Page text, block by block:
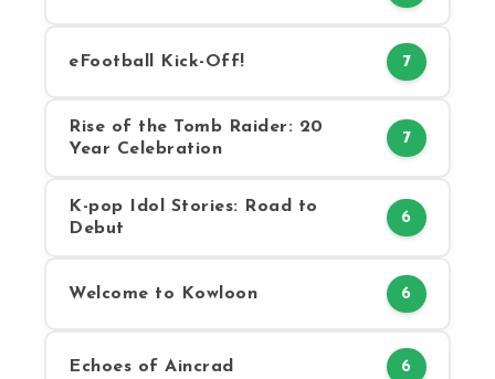
eFootball Kick-Off! 7
Rise of the Tomb Raider: 20
Year Celebration
7
K-pop Idol Stories: Road to
Debut
6
Welcome to Kowloon 6
Echoes of Aincrad 6